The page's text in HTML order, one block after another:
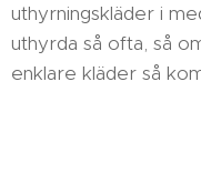
uthyrningskläder i
uthyrda så ofta, så
enklare kläder så